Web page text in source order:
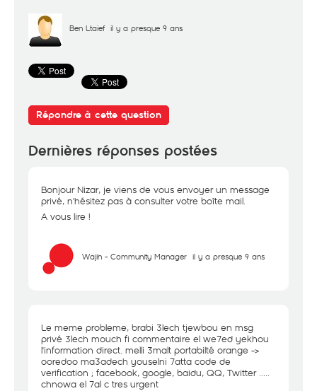
Ben Ltaief il y a presque 9 ans
Répondre à cette question
Dernières réponses postées
Bonjour Nizar, je viens de vous envoyer un message
privé, n'hésitez pas à consulter votre boîte mail.
A vous lire !
Wajih - Community Manager il y a presque 9 ans
Le meme probleme, brabi 3lech tjewbou en msg
privé 3lech mouch fi commentaire el we7ed yekhou
l'information direct. melli 3malt portabilté orange ->
ooredoo ma3adech youselni 7atta code de
verification ; facebook, google, baidu, QQ, Twitter .....
chnowa el 7al c tres urgent